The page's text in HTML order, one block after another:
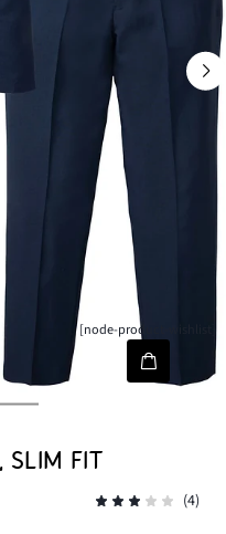
[node-product-wishlist]
SLIM FIT
(4)